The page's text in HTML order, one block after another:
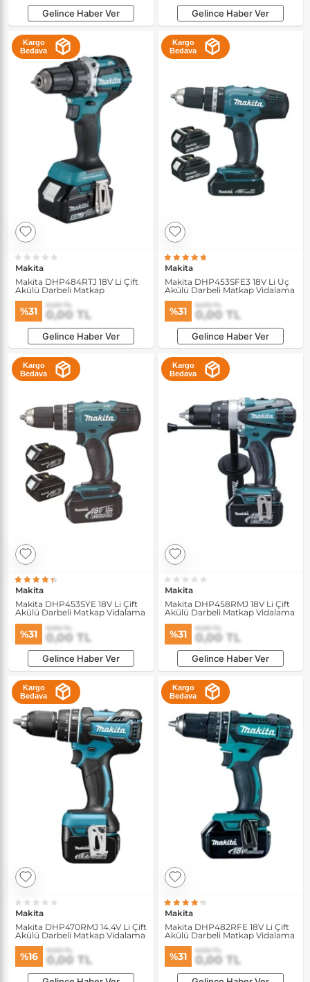
Gelince Haber Ver Gelince Haber Ver
Kargo
Bedava
Makita
Makita DHP484RTJ 18V Li Çift
Akülü Darbeli Matkap
%31 0,00 TL
0,00 TL
Gelince Haber Ver
Kargo
Bedava
Makita
Makita DHP453SFE3 18V Li Üç
Akülü Darbeli Matkap Vidalama
%31 0,00 TL
0,00 TL
Gelince Haber Ver
Kargo
Bedava
Makita
Makita DHP453SYE 18V Li Çift
Akülü Darbeli Matkap Vidalama
%31 0,00 TL
0,00 TL
Gelince Haber Ver
Kargo
Bedava
Makita
Makita DHP458RMJ 18V Li Çift
Akülü Darbeli Matkap Vidalama
%31 0,00 TL
0,00 TL
Gelince Haber Ver
Kargo
Bedava
Makita
Makita DHP470RMJ 14.4V Li Çift
Akülü Darbeli Matkap Vidalama
%16 0,00 TL
0,00 TL
Kargo
Bedava
Makita
Makita DHP482RFE 18V Li Çift
Akülü Darbeli Matkap Vidalama
%31 0,00 TL
0,00 TL